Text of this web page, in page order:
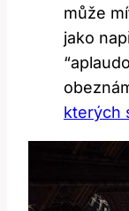
může
⁣jako
kterých